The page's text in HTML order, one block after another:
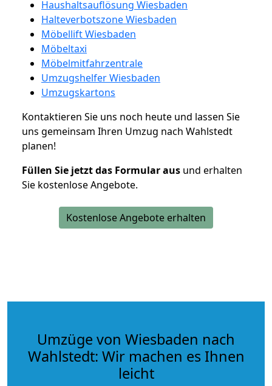
Haushaltsauflösung Wiesbaden
Halteverbotszone Wiesbaden
Möbellift Wiesbaden
Möbeltaxi
Möbelmitfahrzentrale
Umzugshelfer Wiesbaden
Umzugskartons
Kontaktieren Sie uns noch heute und lassen Sie
uns gemeinsam Ihren Umzug nach Wahlstedt
planen!
Füllen Sie jetzt das Formular aus und erhalten
Sie kostenlose Angebote.
Kostenlose Angebote erhalten
Umzüge von Wiesbaden nach
Wahlstedt: Wir machen es Ihnen
leicht